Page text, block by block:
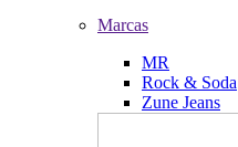
Marcas
MR
Rock & Soda
Zune Jeans